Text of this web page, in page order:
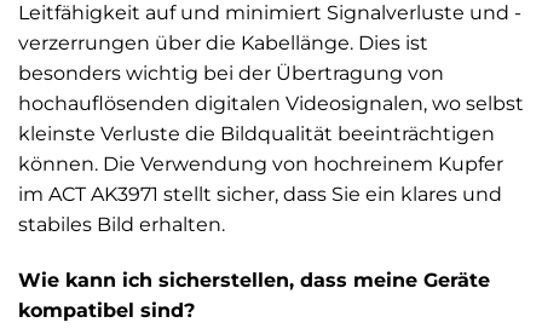
Leitfähigkeit auf und minimiert Signalverluste und -
verzerrungen über die Kabellänge. Dies ist
besonders wichtig bei der Übertragung von
hochauflösenden digitalen Videosignalen, wo selbst
kleinste Verluste die Bildqualität beeinträchtigen
können. Die Verwendung von hochreinem Kupfer
im ACT AK3971 stellt sicher, dass Sie ein klares und
stabiles Bild erhalten.
Wie kann ich sicherstellen, dass meine Geräte
kompatibel sind?